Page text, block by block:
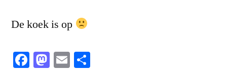
De koek is op
Facebook
Mastodon
Email